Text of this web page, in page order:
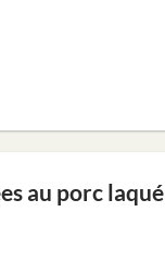
au porc laqué